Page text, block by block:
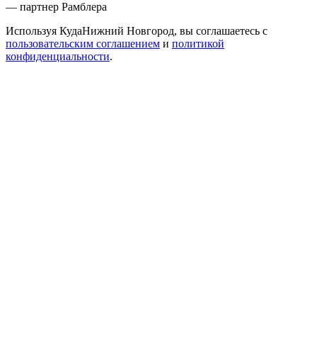
— партнер Рамблера
Используя КудаНижний Новгород, вы соглашаетесь с
пользовательским соглашением и политикой
конфиденциальности.